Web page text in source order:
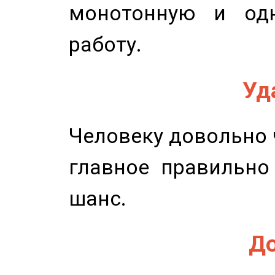
монотонную и
работу.
Человеку довольно
главное
шанс.